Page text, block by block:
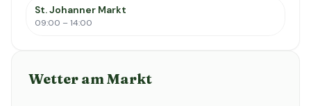
St. Johanner Markt
09:00 – 14:00
Wetter am Markt